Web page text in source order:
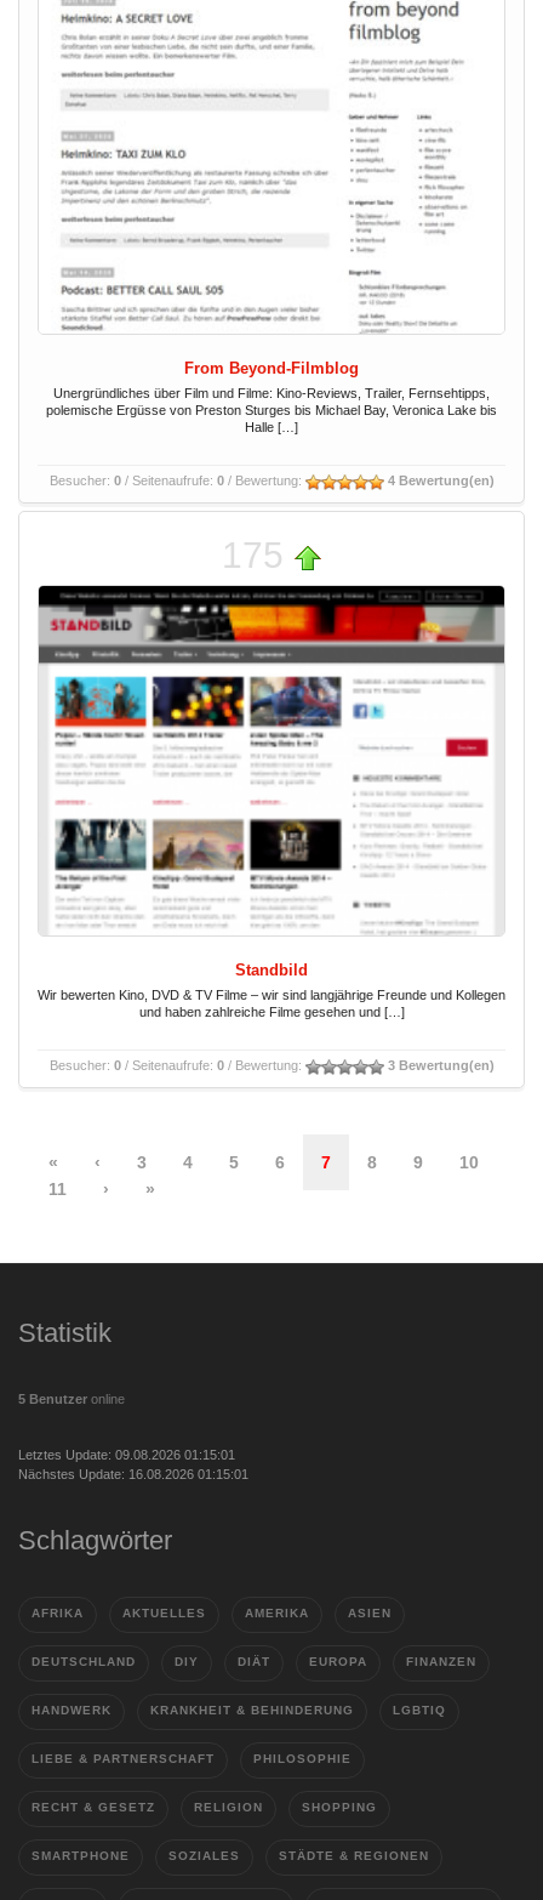
From Beyond-Filmblog
Unergründliches über Film und Filme: Kino-Reviews, Trailer, Fernsehtipps,
polemische Ergüsse von Preston Sturges bis Michael Bay, Veronica Lake bis
Halle […]
Besucher: 0/ Seitenaufrufe: 0/ Bewertung: 4 Bewertung(en)
175
Standbild
Wir bewerten Kino, DVD & TV Filme – wir sind langjährige Freunde und Kollegen
und haben zahlreiche Filme gesehen und […]
Besucher: 0/ Seitenaufrufe: 0/ Bewertung: 3 Bewertung(en)
« ‹ 3 4 5 6 7 8 9
10
11
› »
Statistik
5 Benutzer online
Letztes Update: 09.08.2026 01:15:01
Nächstes Update: 16.08.2026 01:15:01
Schlagwörter
AFRIKA AKTUELLES AMERIKA ASIEN
DEUTSCHLAND DIY DIÄT EUROPA FINANZEN
HANDWERK KRANKHEIT & BEHINDERUNG LGBTIQ
LIEBE & PARTNERSCHAFT PHILOSOPHIE
RECHT & GESETZ RELIGION SHOPPING
SMARTPHONE SOZIALES STÄDTE & REGIONEN